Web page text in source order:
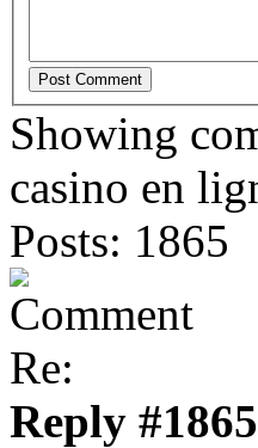
Showing
casino en
Posts: 1865
Re:
Reply